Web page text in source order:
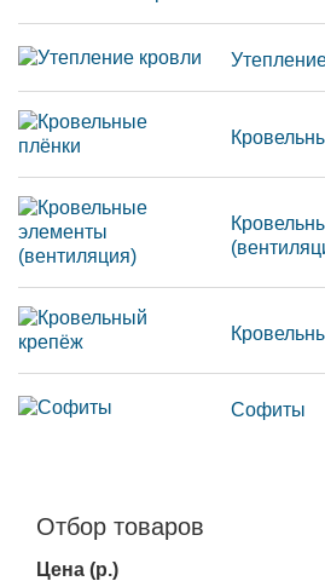
Отбор товаров
Цена (р.)
Софиты